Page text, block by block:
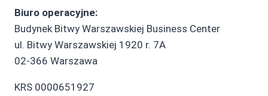
Biuro operacyjne:
Budynek Bitwy Warszawskiej Business Center
ul. Bitwy Warszawskiej 1920 r. 7A
02-366 Warszawa
KRS 0000651927